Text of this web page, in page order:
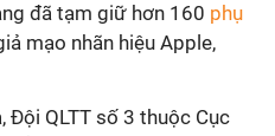
đã tạm giữ hơn 160 phụ
mạo nhãn hiệu Apple,
Đội QLTT số 3 thuộc Cục